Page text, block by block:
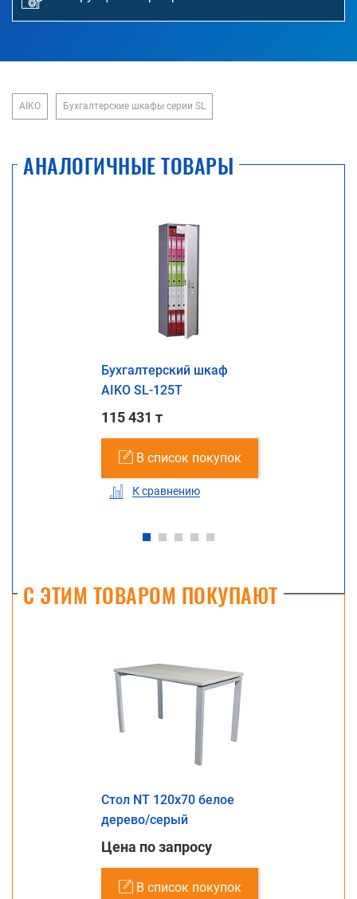
AIKO Бухгалтерские шкафы серии SL
АНАЛОГИЧНЫЕ ТОВАРЫ
Бухгалтерский шкаф
AIKO SL-125Т
115 431 т
В список покупок
К сравнению
С ЭТИМ ТОВАРОМ ПОКУПАЮТ
Стол NT 120x70 белое
дерево/серый
Цена по запросу
В список покупок